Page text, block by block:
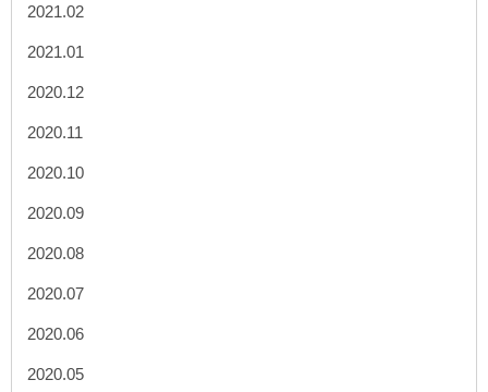
2021.02
2021.01
2020.12
2020.11
2020.10
2020.09
2020.08
2020.07
2020.06
2020.05